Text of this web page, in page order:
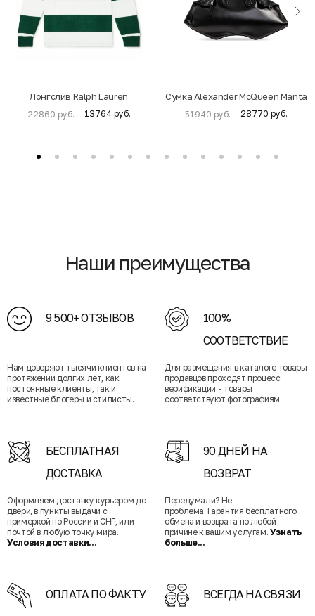
Лонгслив Ralph Lauren
22860 руб. 13764 руб.
Cумка Alexander McQueen Manta
51940 руб. 28770 руб.
Наши преимущества
9 500+ ОТЗЫВОВ
Нам доверяют тысячи клиентов на
протяжении долгих лет, как
постоянные клиенты, так и
известные блогеры и стилисты.
100%
СООТВЕТСТВИЕ
Для размещения в каталоге товары
продавцов проходят процесс
верификации - товары
соответствуют фотографиям.
БЕСПЛАТНАЯ
ДОСТАВКА
Оформляем доставку курьером до
двери, в пункты выдачи с
примеркой по России и СНГ, или
почтой в любую точку мира.
Условия доставки...
90 ДНЕЙ НА
ВОЗВРАТ
Передумали? Не
проблема. Гарантия бесплатного
обмена и возврата по любой
причине к вашим услугам. Узнать
больше...
ОПЛАТА ПО ФАКТУ ВСЕГДА НА СВЯЗИ